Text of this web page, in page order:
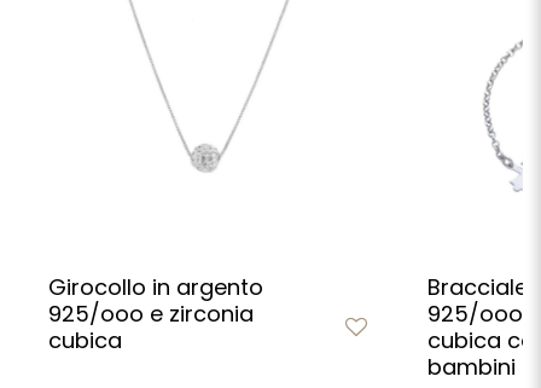
Girocollo in argento
925/ooo e zirconia
cubica
Bracciale
925/ooo
cubica
bambini